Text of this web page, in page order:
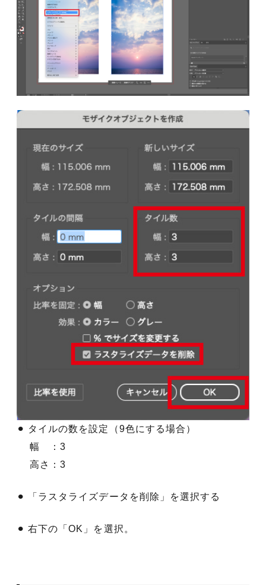
⚫︎ タイルの数を設定（9色にする場合）
幅 ：3
高さ：3
⚫︎ 「ラスタライズデータを削除」を選択する
⚫︎ 右下の「OK」を選択。